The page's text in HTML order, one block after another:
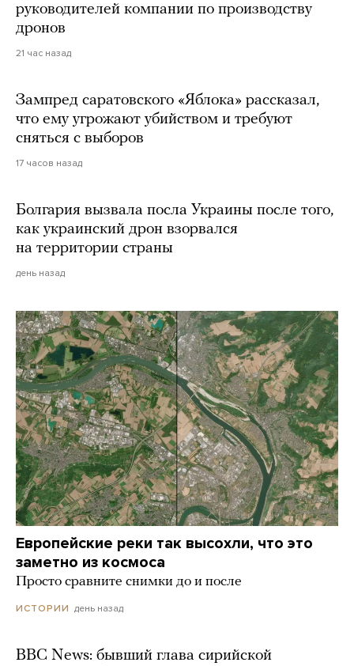
руководителей компании по производству
дронов
21 час назад
Зампред саратовского «Яблока» рассказал,
что ему угрожают убийством и требуют
сняться с выборов
17 часов назад
Болгария вызвала посла Украины после того,
как украинский дрон взорвался
на территории страны
день назад
Европейские реки так высохли, что это
заметно из космоса
Просто сравните снимки до и после
ИСТОРИИ день назад
BBC News: бывший глава сирийской